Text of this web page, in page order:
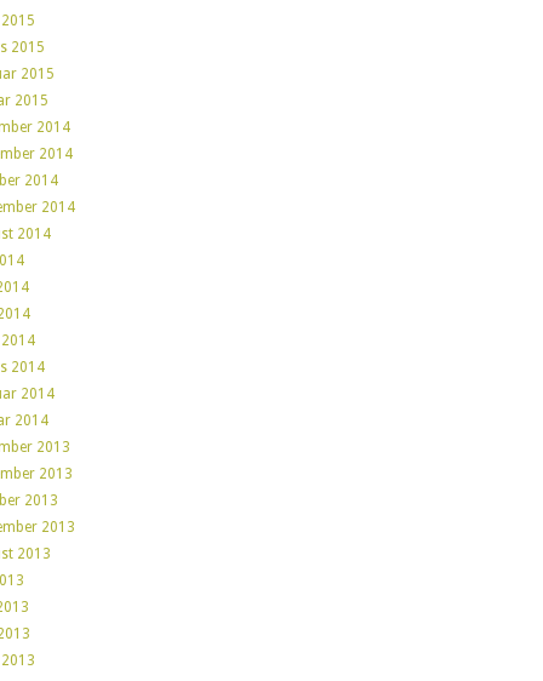
2015
2015
2015
2014
2014
2014
2014
2014
2014
2014
2014
2013
2013
2013
2013
2013